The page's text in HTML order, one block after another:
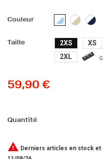
Couleur
BLANC/BLEU
CLAIR
BLANC
Taille 2XS XS
2XL
59,90 €
Quantité
 Derniers articles en stock et